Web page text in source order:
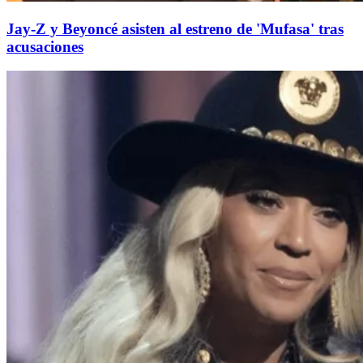
Jay-Z y Beyoncé asisten al estreno de 'Mufasa' tras
acusaciones